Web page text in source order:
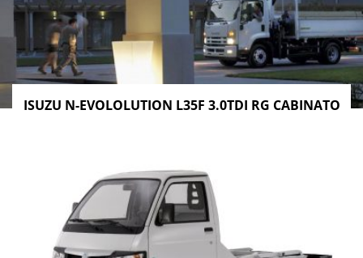
ISUZU N-EVOLOLUTION L35F 3.0TDI RG CABINATO